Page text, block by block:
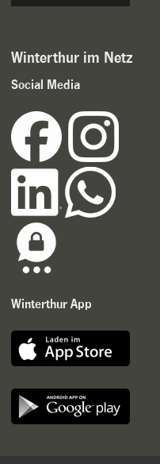
Winterthur im Netz
Social Media
Winterthur App